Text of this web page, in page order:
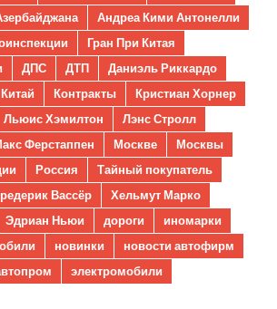
Андреа Кими Антонелли
Гран При Китая
ДПС ДТП
Даниэль Риккардо
Китай Контракты
Кристиан Хорнер
Льюис Хэмилтон
Лэнс Стролл
Ферстаппен Москве
Москвы
Россия
Тайный покупатель
Вассёр
Хельмут Марко
Эдриан Ньюи дороги
иномарки
новинки
новости автофирм
электромобили